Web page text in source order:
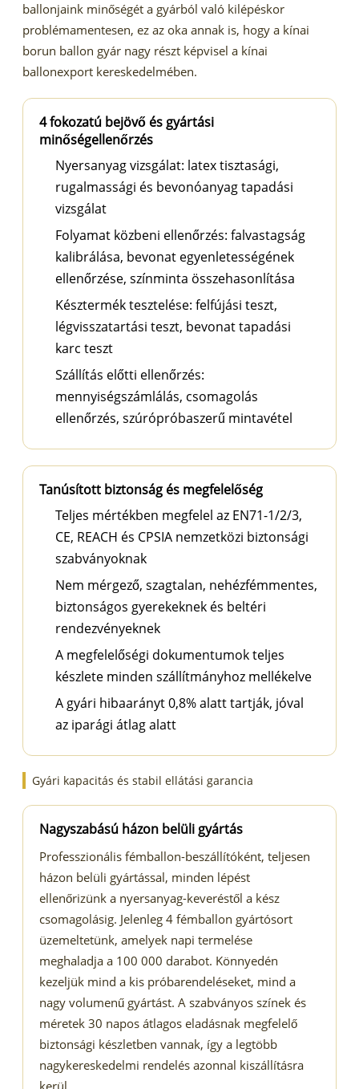
ballonjaink minőségét a gyárból való kilépéskor
problémamentesen, ez az oka annak is, hogy a kínai
borun ballon gyár nagy részt képvisel a kínai
ballonexport kereskedelmében.
4 fokozatú bejövő és gyártási
minőségellenőrzés
Nyersanyag vizsgálat: latex tisztasági,
rugalmassági és bevonóanyag tapadási
vizsgálat
Folyamat közbeni ellenőrzés: falvastagság
kalibrálása, bevonat egyenletességének
ellenőrzése, színminta összehasonlítása
Késztermék tesztelése: felfújási teszt,
légvisszatartási teszt, bevonat tapadási
karc teszt
Szállítás előtti ellenőrzés:
mennyiségszámlálás, csomagolás
ellenőrzés, szúrópróbaszerű mintavétel
Tanúsított biztonság és megfelelőség
Teljes mértékben megfelel az EN71-1/2/3,
CE, REACH és CPSIA nemzetközi biztonsági
szabványoknak
Nem mérgező, szagtalan, nehézfémmentes,
biztonságos gyerekeknek és beltéri
rendezvényeknek
A megfelelőségi dokumentumok teljes
készlete minden szállítmányhoz mellékelve
A gyári hibaarányt 0,8% alatt tartják, jóval
az iparági átlag alatt
Gyári kapacitás és stabil ellátási garancia
Nagyszabású házon belüli gyártás
Professzionális fémballon-beszállítóként, teljesen
házon belüli gyártással, minden lépést
ellenőrizünk a nyersanyag-keveréstől a kész
csomagolásig. Jelenleg 4 fémballon gyártósort
üzemeltetünk, amelyek napi termelése
meghaladja a 100 000 darabot. Könnyedén
kezeljük mind a kis próbarendeléseket, mind a
nagy volumenű gyártást. A szabványos színek és
méretek 30 napos átlagos eladásnak megfelelő
biztonsági készletben vannak, így a legtöbb
nagykereskedelmi rendelés azonnal kiszállításra